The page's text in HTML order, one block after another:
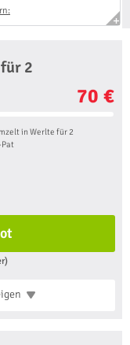
2
70 €
in Werlte für 2
Pat